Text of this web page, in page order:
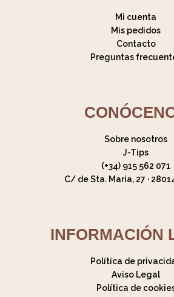
Mi cuenta
Mis pedidos
Contacto
Preguntas
Sobre nosotros
J-Tips
(+34) 915 562 071
C/ de Sta. María, 27 ·
INFORMACIÓN
Política de
Aviso Legal
Política de